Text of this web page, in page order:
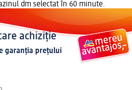
dm selectat în 60 minute.
achiziție
garanția prețului